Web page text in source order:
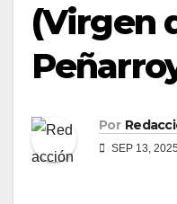
(Virgen
Por
SEP 13, 2025